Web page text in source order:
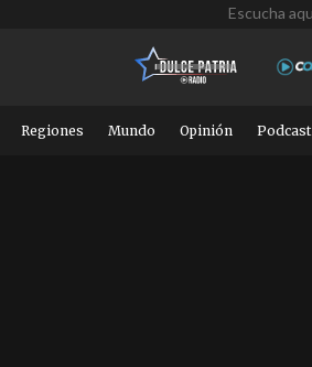
Escucha
Regiones Mundo Opinión Podcast